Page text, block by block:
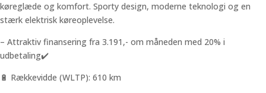
køreglæde og komfort. Sporty design, moderne teknologi og en
stærk elektrisk køreoplevelse.
– Attraktiv finansering fra 3.191,- om måneden med 20% i
udbetaling✔️
🔋 Rækkevidde (WLTP): 610 km